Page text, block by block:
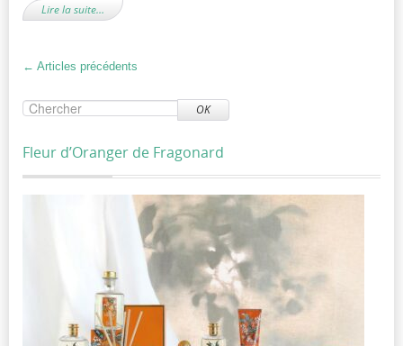
Lire la suite…
← Articles précédents
OK
Fleur d’Oranger de Fragonard